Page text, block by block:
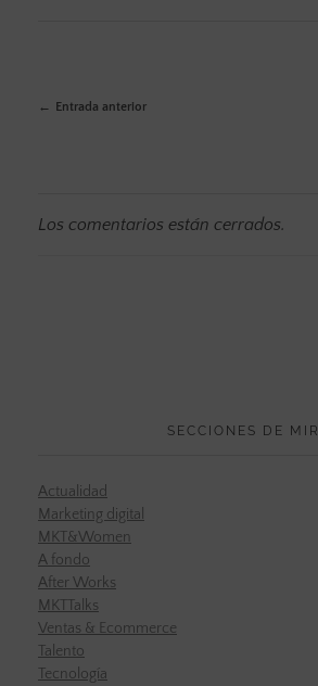
Entrada anterior
Los comentarios están cerrados.
SECCIONES DE MIR
Actualidad
Marketing digital
MKT&Women
A fondo
After Works
MKTTalks
Ventas & Ecommerce
Talento
Tecnología